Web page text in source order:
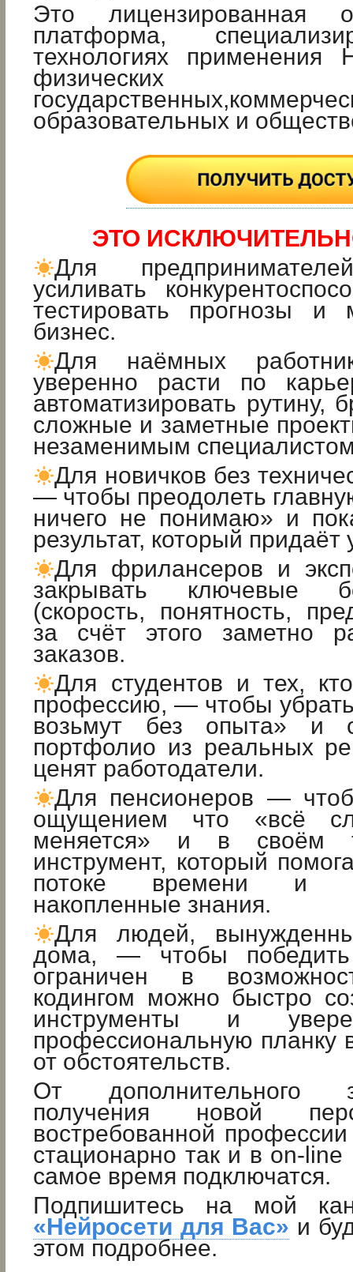
Это лицензированная
платформа,
технологиях применения
образовательных и
ЭТО
Для
усиливать
тестировать прогнозы и
бизнес.
Для наёмных
уверенно расти по
автоматизировать рутину,
сложные и заметные
незаменимым
Для новичков без
— чтобы преодолеть
ничего не понимаю» и
результат, который придаёт
Для фрилансеров и
закрывать ключевые
(скорость, понятность,
за счёт этого заметно
заказов.
Для студентов и тех,
профессию, — чтобы
возьмут без опыта» и
портфолио из реальных
ценят работодатели.
Для пенсионеров —
ощущением что «всё
меняется» и в своём
инструмент, который
потоке времени и
накопленные знания.
Для людей,
дома, — чтобы
ограничен в
кодингом можно быстро
инструменты и
профессиональную планку
от обстоятельств.
От дополнительного
получения новой
востребованной
стационарно так и в on-
самое время подключатся.
Подпишитесь на мой
«Нейросети для Вас» и
этом подробнее.